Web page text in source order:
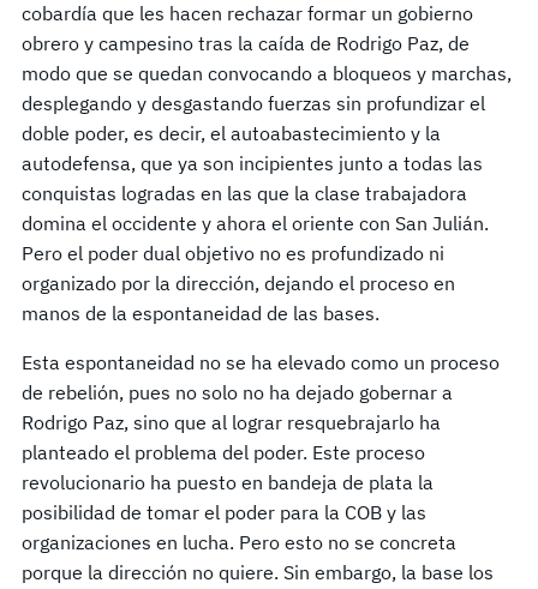
cobardía que les hacen rechazar formar un gobierno
obrero y campesino tras la caída de Rodrigo Paz, de
modo que se quedan convocando a bloqueos y marchas,
desplegando y desgastando fuerzas sin profundizar el
doble poder, es decir, el autoabastecimiento y la
autodefensa, que ya son incipientes junto a todas las
conquistas logradas en las que la clase trabajadora
domina el occidente y ahora el oriente con San Julián.
Pero el poder dual objetivo no es profundizado ni
organizado por la dirección, dejando el proceso en
manos de la espontaneidad de las bases.
Esta espontaneidad no se ha elevado como un proceso
de rebelión, pues no solo no ha dejado gobernar a
Rodrigo Paz, sino que al lograr resquebrajarlo ha
planteado el problema del poder. Este proceso
revolucionario ha puesto en bandeja de plata la
posibilidad de tomar el poder para la COB y las
organizaciones en lucha. Pero esto no se concreta
porque la dirección no quiere. Sin embargo, la base los